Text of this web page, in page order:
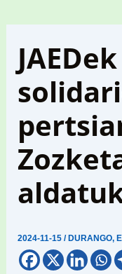
2024-11-15/ DURANGO,